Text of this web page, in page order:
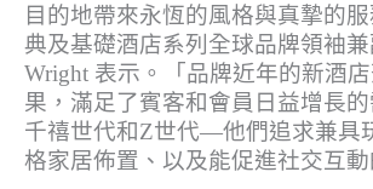
目的地帶來永恆的風格與真摯的
典及基礎酒店系列全球品牌領袖
Wright 表示。「品牌近年的新酒
果，滿足了賓客和會員日益增長
千禧世代和Z世代—他們追求兼具
格家居佈置、以及能促進社交互動